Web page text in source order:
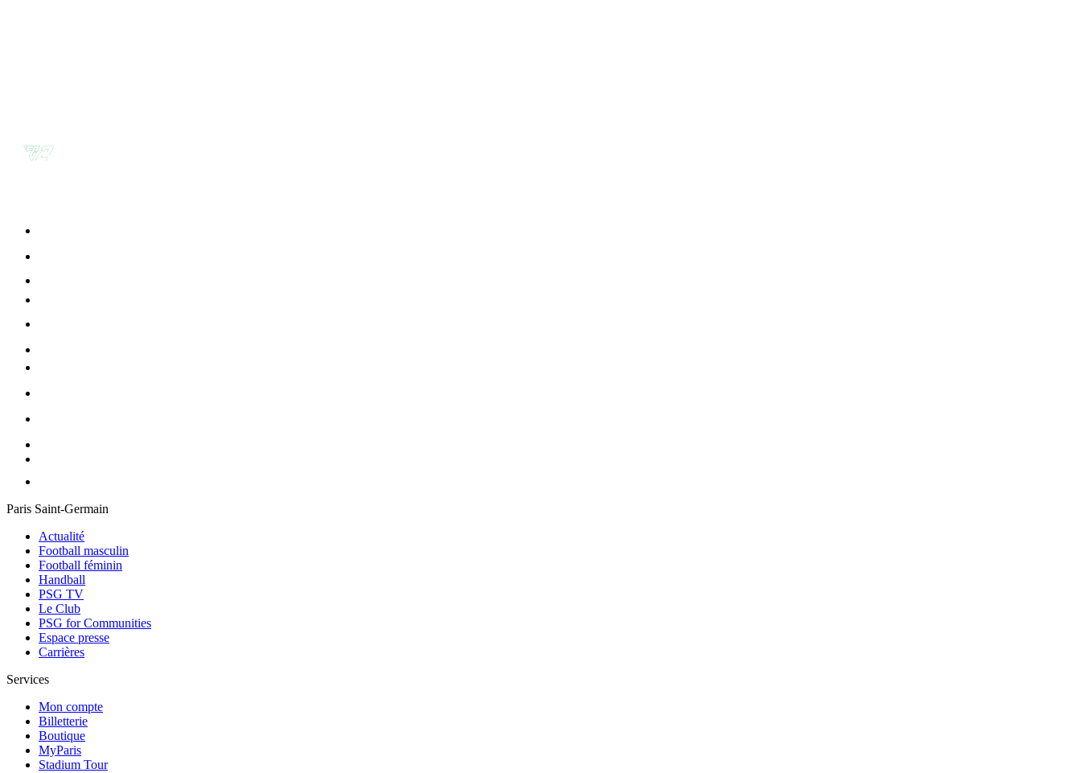
Paris Saint-Germain
Actualité
Football masculin
Football féminin
Handball
PSG TV
Le Club
PSG for Communities
Espace presse
Carrières
Services
Mon compte
Billetterie
Boutique
MyParis
Stadium Tour